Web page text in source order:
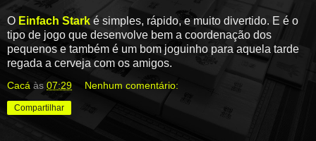
O Einfach Stark é simples, rápido, e muito divertido. E é o
tipo de jogo que desenvolve bem a coordenação dos
pequenos e também é um bom joguinho para aquela tarde
regada a cerveja com os amigos.
Cacá às 07:29 Nenhum comentário:
Compartilhar